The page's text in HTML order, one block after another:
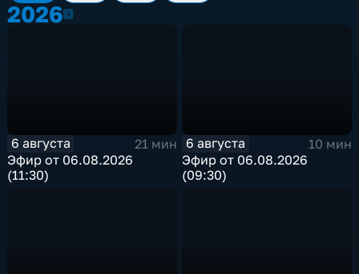
20262026
6 августа
21 мин
Эфир от 06.08.2026
(11:30)
6 августа
10 мин
Эфир от 06.08.2026
(09:30)